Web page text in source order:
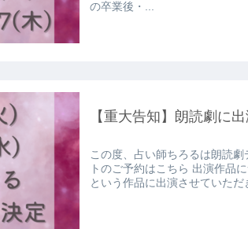
の卒業後・...
【重大告知】朗読劇に出
この度、占い師ちろるは朗読劇デ
トのご予約はこちら 出演作品について 今回『ビー玉は猫の夢を見る』